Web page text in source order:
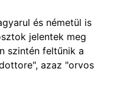
és németül is
jelentek meg
szintén feltűnik a
azaz "orvos